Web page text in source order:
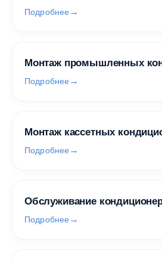
Подробнее
Монтаж промышленных
Подробнее
Монтаж кассетных
Подробнее
Обслуживание
Подробнее